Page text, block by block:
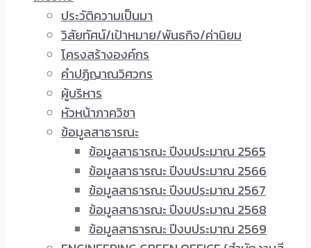
ประวัติความเป็นมา
วิสัยทัศน์/เป้าหมาย/พันธกิจ/ค่านิยม
โครงสร้างองค์กร
คำปฏิญาณวิศวกร
ผู้บริหาร
หัวหน้าภาควิชา
ข้อมูลสาธารณะ
ข้อมูลสาธารณะ ปีงบประมาณ 2565
ข้อมูลสาธารณะ ปีงบประมาณ 2566
ข้อมูลสาธารณะ ปีงบประมาณ 2567
ข้อมูลสาธารณะ ปีงบประมาณ 2568
ข้อมูลสาธารณะ ปีงบประมาณ 2569